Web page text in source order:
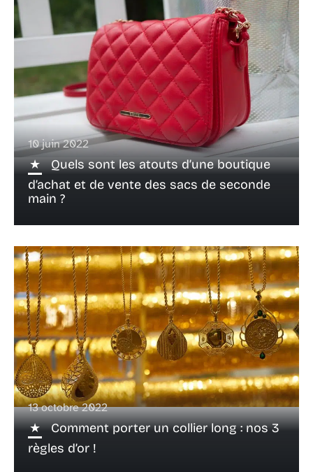
10 juin 2022
Quels sont les atouts d’une boutique
d’achat et de vente des sacs de seconde
main ?
13 octobre 2022
Comment porter un collier long : nos 3
règles d’or !